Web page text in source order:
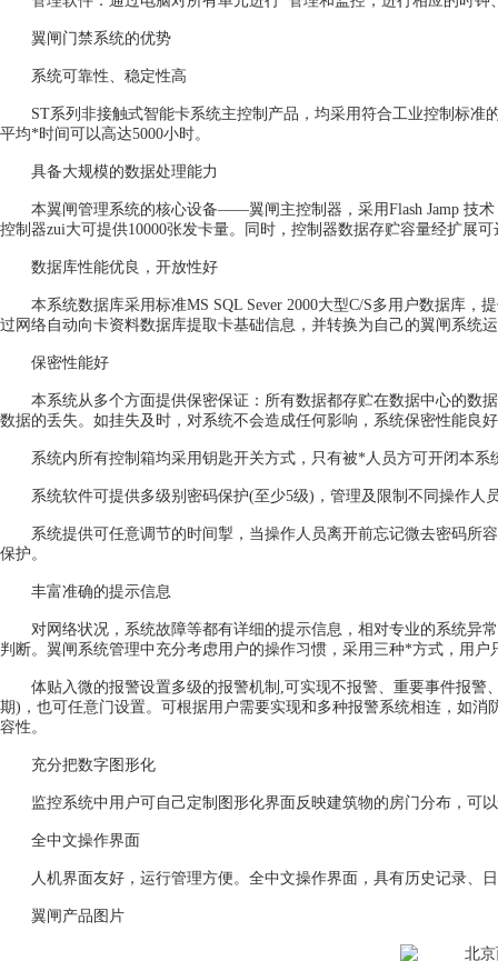
翼闸门禁系统的优势
系统可靠性、稳定性高
ST系列非接触式智能卡系统主控制产品，均采用符合工业控制标准
平均*时间可以高达5000小时。
具备大规模的数据处理能力
本翼闸管理系统的核心设备——翼闸主控制器，采用Flash Jamp 技术
控制器zui大可提供10000张发卡量。同时，控制器数据存贮容量经扩展可
数据库性能优良，开放性好
本系统数据库采用标准MS SQL Sever 2000大型C/S多用户数据库，
过网络自动向卡资料数据库提取卡基础信息，并转换为自己的翼闸系统
保密性能好
本系统从多个方面提供保密保证：所有数据都存贮在数据中心的数
数据的丢失。如挂失及时，对系统不会造成任何影响，系统保密性能良
系统内所有控制箱均采用钥匙开关方式，只有被*人员方可开闭本系
系统软件可提供多级别密码保护(至少5级)，管理及限制不同操作人
系统提供可任意调节的时间掣，当操作人员离开前忘记微去密码所
保护。
丰富准确的提示信息
对网络状况，系统故障等都有详细的提示信息，相对专业的系统异
判断。翼闸系统管理中充分考虑用户的操作习惯，采用三种*方式，用
体贴入微的报警设置多级的报警机制,可实现不报警、重要事件报警
期)，也可任意门设置。可根据用户需要实现和多种报警系统相连，如
容性。
充分把数字图形化
监控系统中用户可自己定制图形化界面反映建筑物的房门分布，可
全中文操作界面
人机界面友好，运行管理方便。全中文操作界面，具有历史记录、
翼闸产品图片